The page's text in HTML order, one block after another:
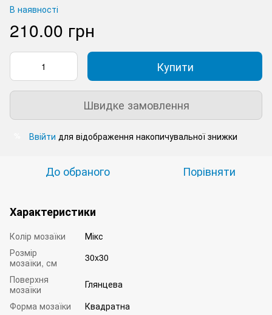
В наявності
210.00 грн
Купити
Швидке замовлення
Ввійти для відображення накопичувальної знижки
До обраного Порівняти
Характеристики
Колір мозаїки
Мікс
Розмір
мозаїки, см
30x30
Поверхня
мозаїки
Глянцева
Форма мозаїки
Квадратна